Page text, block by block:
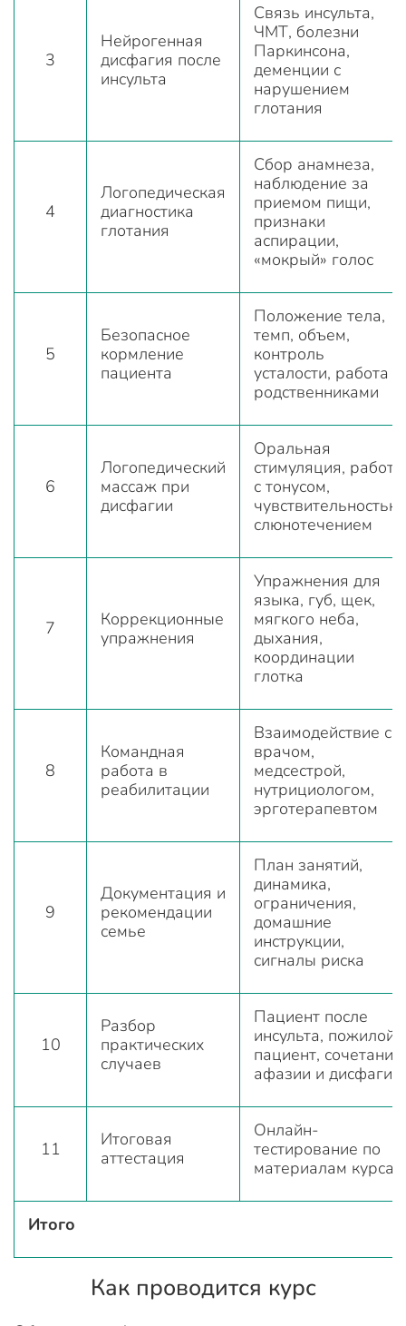
3
Нейрогенная
дисфагия после
инсульта
Связь инсульта,
ЧМТ, болезни
Паркинсона,
деменции с
нарушением
глотания
4
Логопедическая
диагностика
глотания
Сбор анамнеза,
наблюдение за
приемом пищи,
признаки
аспирации,
«мокрый» голос
5
Безопасное
кормление
пациента
Положение тела,
темп, объем,
контроль
усталости, работа с
родственниками
6
Логопедический
массаж при
дисфагии
Оральная
стимуляция, работа
с тонусом,
чувствительностью,
слюнотечением
7
Коррекционные
упражнения
Упражнения для
языка, губ, щек,
мягкого неба,
дыхания,
координации
глотка
8
Командная
работа в
реабилитации
Взаимодействие с
врачом,
медсестрой,
нутрициологом,
эрготерапевтом
9
Документация и
рекомендации
семье
План занятий,
динамика,
ограничения,
домашние
инструкции,
сигналы риска
10
Разбор
практических
случаев
Пациент после
инсульта, пожилой
пациент, сочетание
афазии и дисфагии
11
Итоговая
аттестация
Онлайн-
тестирование по
материалам курса
Итого
Как проводится курс